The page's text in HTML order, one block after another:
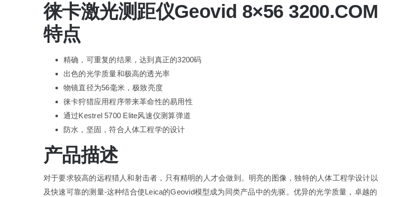
徕卡激光测距仪Geovid 8×56 3200.COM
特点
精确，可重复的结果，达到真正的3200码
出色的光学质量和极高的透光率
物镜直径为56毫米，极致亮度
徕卡狩猎应用程序带来革命性的易用性
通过Kestrel 5700 Elite风速仪测算弹道
防水，坚固，符合人体工程学的设计
产品描述
对于要求较高的远程猎人和射击者，只有精明的人才会做到。明亮的图像，独特的人体工程学设计以
及快速可靠的测量-这种结合使Leica的Geovid模型成为同类产品中的先驱。优异的光学质量，卓越的